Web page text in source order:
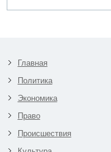
Главная
Политика
Экономика
Право
Происшествия